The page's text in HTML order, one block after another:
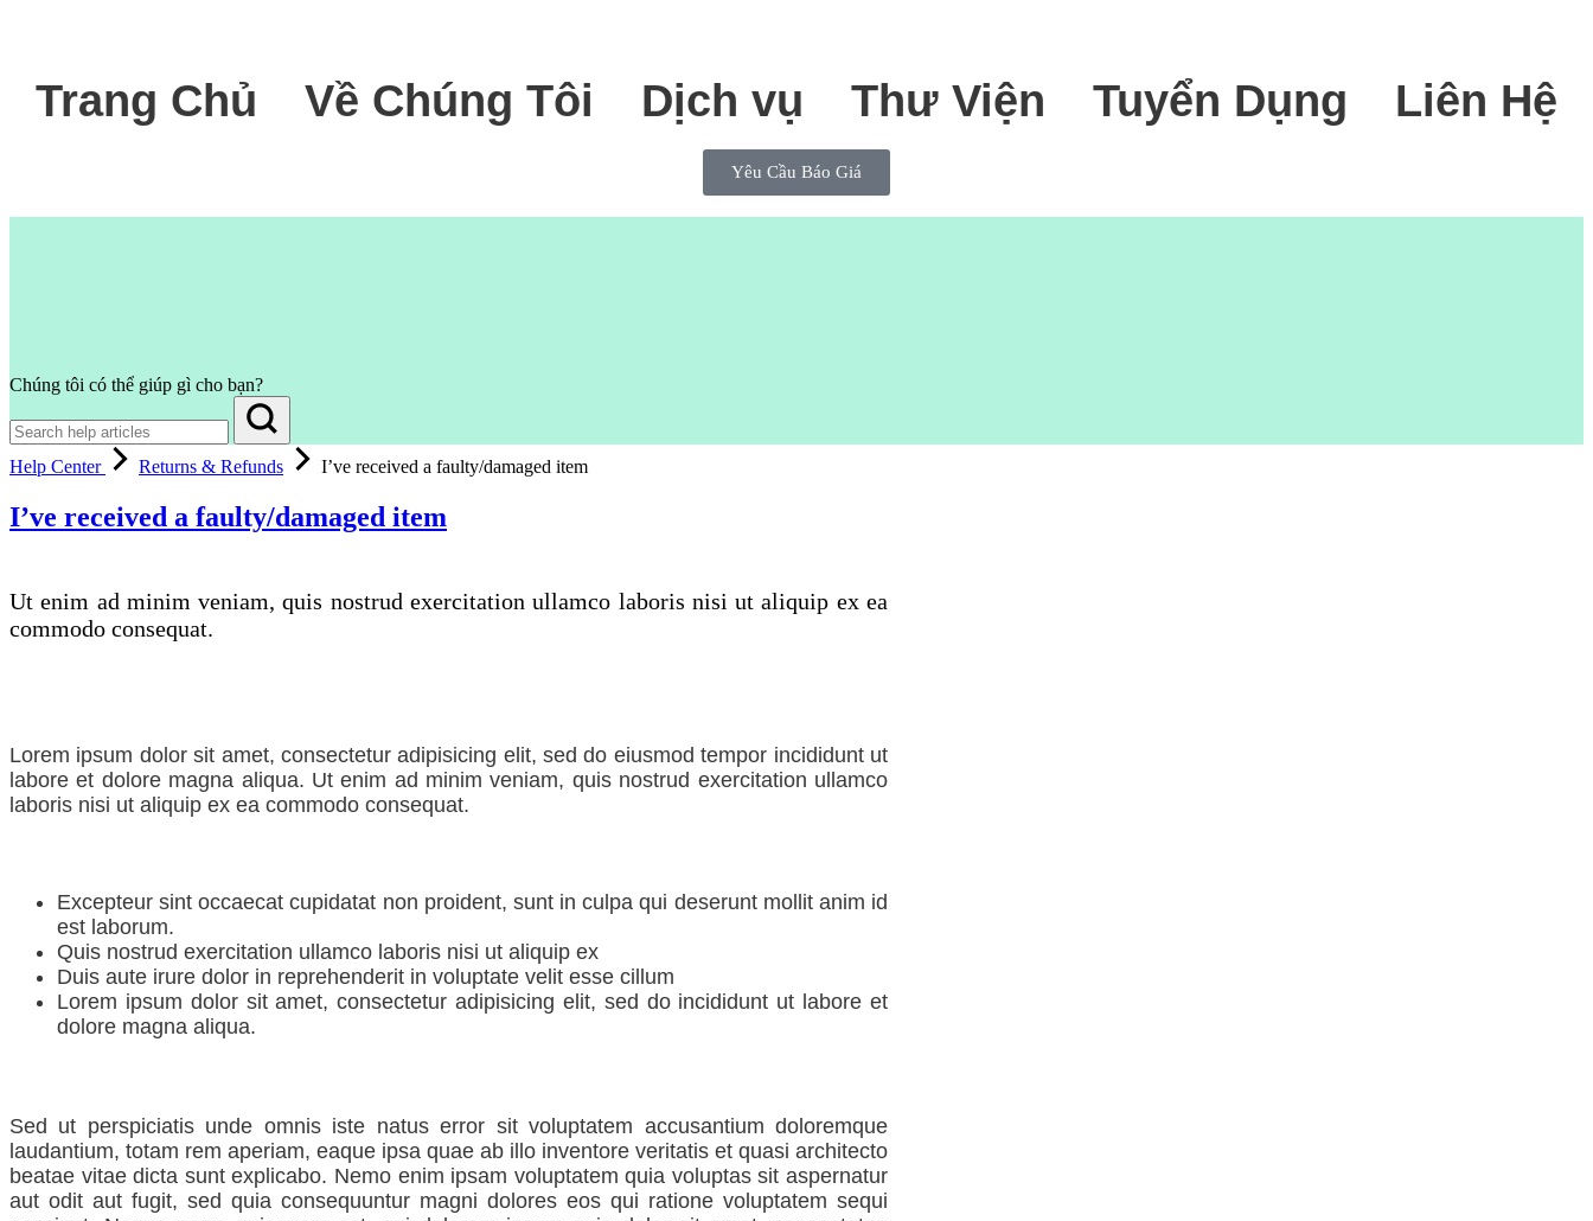
Trang Chủ Về Chúng Tôi Dịch vụ Thư Viện Tuyển Dụng Liên Hệ
Yêu Cầu Báo Giá
Chúng tôi có thể giúp gì cho bạn?
Help Center Returns & Refunds I’ve received a faulty/damaged item
I’ve received a faulty/damaged item
Ut enim ad minim veniam, quis nostrud exercitation ullamco laboris nisi ut aliquip ex ea
commodo consequat.
Lorem ipsum dolor sit amet, consectetur adipisicing elit, sed do eiusmod tempor incididunt ut
labore et dolore magna aliqua. Ut enim ad minim veniam, quis nostrud exercitation ullamco
laboris nisi ut aliquip ex ea commodo consequat.
Excepteur sint occaecat cupidatat non proident, sunt in culpa qui deserunt mollit anim id
est laborum.
Quis nostrud exercitation ullamco laboris nisi ut aliquip ex
Duis aute irure dolor in reprehenderit in voluptate velit esse cillum
Lorem ipsum dolor sit amet, consectetur adipisicing elit, sed do incididunt ut labore et
dolore magna aliqua.
Sed ut perspiciatis unde omnis iste natus error sit voluptatem accusantium doloremque
laudantium, totam rem aperiam, eaque ipsa quae ab illo inventore veritatis et quasi architecto
beatae vitae dicta sunt explicabo. Nemo enim ipsam voluptatem quia voluptas sit aspernatur
aut odit aut fugit, sed quia consequuntur magni dolores eos qui ratione voluptatem sequi